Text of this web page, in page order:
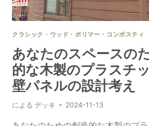
屋
外
木
の
プ
ス
ッ
ク
クラシック・ウッド・ポリマー・コンポスティ
あなたのスペースの
的な木製のプラスチ
壁パネルの設計考え
による デッキ 2024-11-13